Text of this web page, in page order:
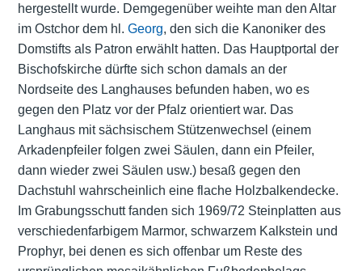
hergestellt wurde. Demgegenüber weihte man den Altar
im Ostchor dem hl. Georg, den sich die Kanoniker des
Domstifts als Patron erwählt hatten. Das Hauptportal der
Bischofskirche dürfte sich schon damals an der
Nordseite des Langhauses befunden haben, wo es
gegen den Platz vor der Pfalz orientiert war. Das
Langhaus mit sächsischem Stützenwechsel (einem
Arkadenpfeiler folgen zwei Säulen, dann ein Pfeiler,
dann wieder zwei Säulen usw.) besaß gegen den
Dachstuhl wahrscheinlich eine flache Holzbalkendecke.
Im Grabungsschutt fanden sich 1969/72 Steinplatten aus
verschiedenfarbigem Marmor, schwarzem Kalkstein und
Prophyr, bei denen es sich offenbar um Reste des